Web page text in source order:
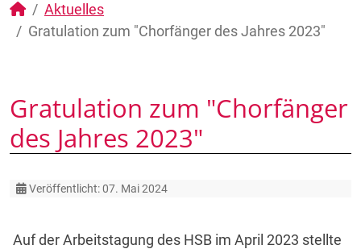
Aktuelles
Gratulation zum "Chorfänger des Jahres 2023"
Gratulation zum "Chorfänger
des Jahres 2023"
Details
Veröffentlicht: 07. Mai 2024
Auf der Arbeitstagung des HSB im April 2023 stellte